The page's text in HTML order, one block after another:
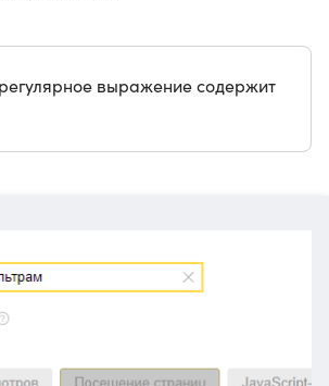
выражение содержит